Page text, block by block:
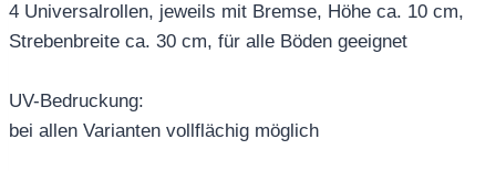
4 Universalrollen, jeweils mit Bremse, Höhe ca. 10 cm,
Strebenbreite ca. 30 cm, für alle Böden geeignet
UV-Bedruckung:
bei allen Varianten vollflächig möglich